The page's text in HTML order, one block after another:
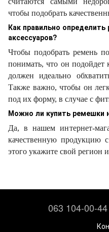
чтобы подобрать
Как правильно определить
аксессуаров?
Чтобы подобрать ремень
понимать, что он подойдет
должен идеально
Также важно, чтобы он
под их форму, в случае с
Можно ли купить ремешки
Да, в нашем интернет-
качественную продукцию
этого укажите свой регион
063 104-00-44